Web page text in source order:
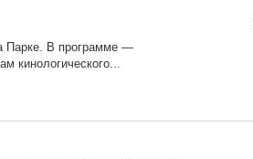
Парке. В программе —
кинологического...